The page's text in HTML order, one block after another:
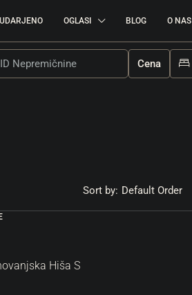
OGLASI BLOG O NAS
Cena
Sort by: Default Order
Hiša S